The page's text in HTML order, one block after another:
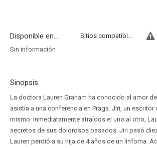
Disponible en...
Sitios compatibles
Sin información
Sinopsis
La doctora Lauren Graham ha conocido al amor
asistía a una conferencia en Praga. Jiri, un escritor
mismo. Inmediatamente atraídos el uno al otro,
secretos de sus dolorosos pasados. Jiri pasó
Lauren perdió a su hija de 4 años de un linfoma.